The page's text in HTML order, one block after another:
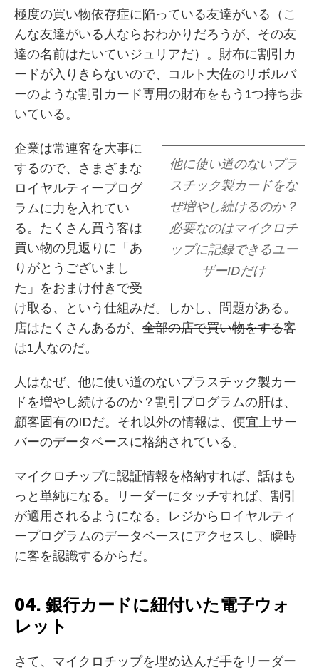
極度の買い物依存症に陥っている友達がいる（こ
んな友達がいる人ならおわかりだろうが、その友
達の名前はたいていジュリアだ）。財布に割引カ
ードが入りきらないので、コルト大佐のリボルバ
ーのような割引カード専用の財布をもう1つ持ち歩
いている。
他に使い道のないプラ
スチック製カードをな
ぜ増やし続けるのか？
必要なのはマイクロチ
ップに記録できるユー
ザーIDだけ
企業は常連客を大事に
するので、さまざまな
ロイヤルティープログ
ラムに力を入れてい
る。たくさん買う客は
買い物の見返りに「あ
りがとうございまし
た」をおまけ付きで受
け取る、という仕組みだ。しかし、問題がある。
店はたくさんあるが、 全部の店で買い物をする客
は1人なのだ。
人はなぜ、他に使い道のないプラスチック製カー
ドを増やし続けるのか？割引プログラムの肝は、
顧客固有のIDだ。それ以外の情報は、便宜上サー
バーのデータベースに格納されている。
マイクロチップに認証情報を格納すれば、話はも
っと単純になる。リーダーにタッチすれば、割引
が適用されるようになる。レジからロイヤルティ
ープログラムのデータベースにアクセスし、瞬時
に客を認識するからだ。
04. 銀行カードに紐付いた電子ウォ
レット
さて、マイクロチップを埋め込んだ手をリーダー